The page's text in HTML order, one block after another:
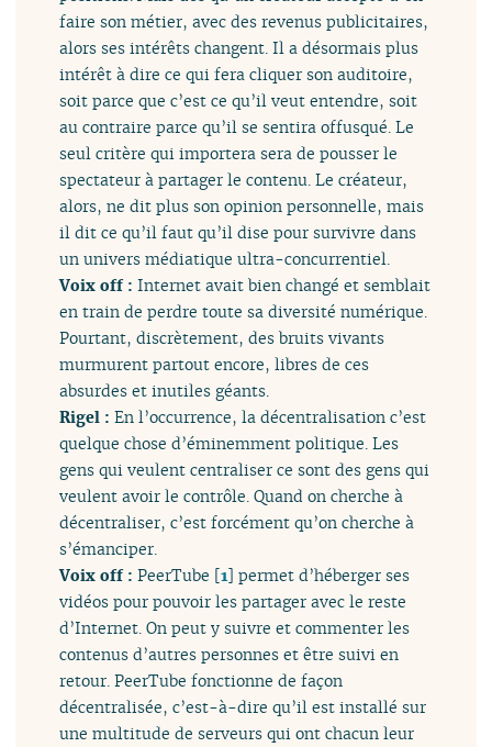
faire son métier, avec des revenus publicitaires,
alors ses intérêts changent. Il a désormais plus
intérêt à dire ce qui fera cliquer son auditoire,
soit parce que c’est ce qu’il veut entendre, soit
au contraire parce qu’il se sentira offusqué. Le
seul critère qui importera sera de pousser le
spectateur à partager le contenu. Le créateur,
alors, ne dit plus son opinion personnelle, mais
il dit ce qu’il faut qu’il dise pour survivre dans
un univers médiatique ultra-concurrentiel.
Voix off :Internet avait bien changé et semblait
en train de perdre toute sa diversité numérique.
Pourtant, discrètement, des bruits vivants
murmurent partout encore, libres de ces
absurdes et inutiles géants.
Rigel :En l’occurrence, la décentralisation c’est
quelque chose d’éminemment politique. Les
gens qui veulent centraliser ce sont des gens qui
veulent avoir le contrôle. Quand on cherche à
décentraliser, c’est forcément qu’on cherche à
s’émanciper.
Voix off :PeerTube [1] permet d’héberger ses
vidéos pour pouvoir les partager avec le reste
d’Internet. On peut y suivre et commenter les
contenus d’autres personnes et être suivi en
retour. PeerTube fonctionne de façon
décentralisée, c’est-à-dire qu’il est installé sur
une multitude de serveurs qui ont chacun leur